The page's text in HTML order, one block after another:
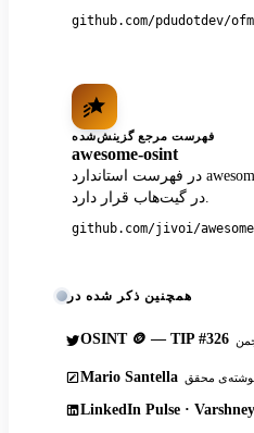
github.com/pdudotdev/ofm
فهرست مرجع گزینش‌شده
awesome-osint
در فهرست استاندارد awesome-osint با هزاران ستاره
در گیت‌هاب قرار دارد.
github.com/jivoi/
همچنین ذکر شده در
OSINT 🪙 — TIP #326
Mario Santella محقق
LinkedIn Pulse · Varshney